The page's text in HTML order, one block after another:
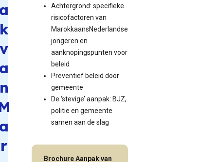
v
r
Achtergrond: specifieke
risicofactoren van
MarokkaansNederlandse
jongeren en
aanknopingspunten voor
beleid
Preventief beleid door
gemeente
De ‘stevige’ aanpak: BJZ,
politie en gemeente
samen aan de slag
Brochure Aanpak van